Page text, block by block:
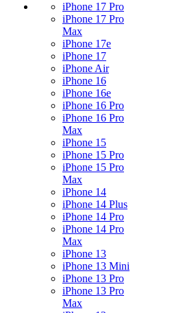
iPhone 17 Pro
iPhone 17 Pro
Max
iPhone 17e
iPhone 17
iPhone Air
iPhone 16
iPhone 16e
iPhone 16 Pro
iPhone 16 Pro
Max
iPhone 15
iPhone 15 Pro
iPhone 15 Pro
Max
iPhone 14
iPhone 14 Plus
iPhone 14 Pro
iPhone 14 Pro
Max
iPhone 13
iPhone 13 Mini
iPhone 13 Pro
iPhone 13 Pro
Max